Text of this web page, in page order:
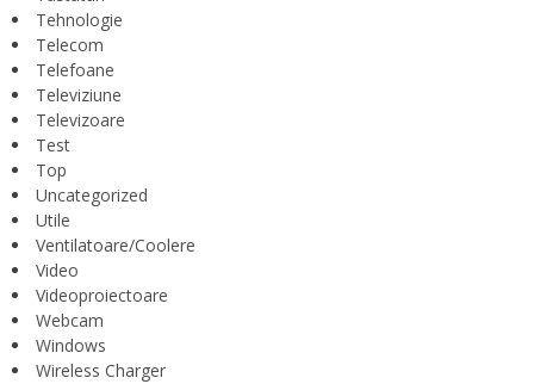
Tehnologie
Telecom
Telefoane
Televiziune
Televizoare
Test
Top
Uncategorized
Utile
Ventilatoare/Coolere
Video
Videoproiectoare
Webcam
Windows
Wireless Charger